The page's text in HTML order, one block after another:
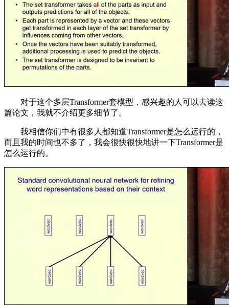
对于这个多层Transformer套模型，感兴趣的人可以去读这
篇论文，我就不介绍更多细节了。
我相信你们中有很多人都知道Transformer是怎么运行的，
而且我的时间也不多了，我会很快很快地讲一下Transformer是
怎么运行的。